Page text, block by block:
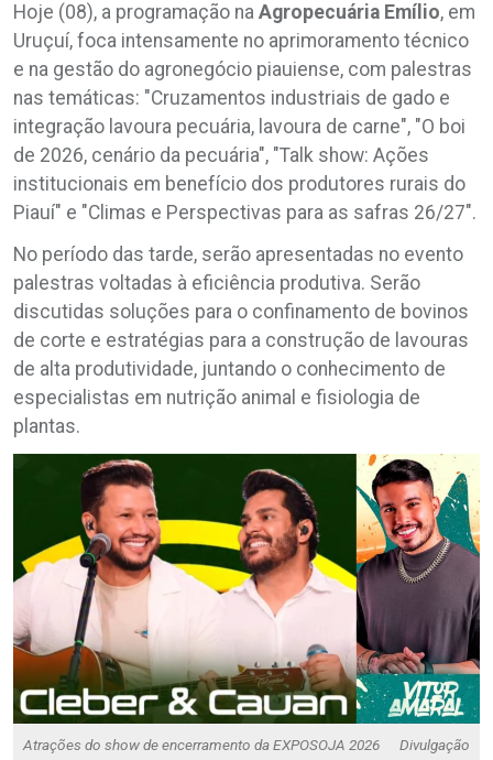
Hoje (08), a programação na Agropecuária Emílio, em
Uruçuí, foca intensamente no aprimoramento técnico
e na gestão do agronegócio piauiense, com palestras
nas temáticas: "Cruzamentos industriais de gado e
integração lavoura pecuária, lavoura de carne", "O boi
de 2026, cenário da pecuária", "Talk show: Ações
institucionais em benefício dos produtores rurais do
Piauí" e "Climas e Perspectivas para as safras 26/27".
No período das tarde, serão apresentadas no evento
palestras voltadas à eficiência produtiva. Serão
discutidas soluções para o confinamento de bovinos
de corte e estratégias para a construção de lavouras
de alta produtividade, juntando o conhecimento de
especialistas em nutrição animal e fisiologia de
plantas.
Atrações do show de encerramento da EXPOSOJA 2026 Divulgação